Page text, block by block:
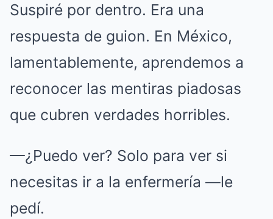
Suspiré por dentro. Era una
respuesta de guion. En México,
lamentablemente, aprendemos a
reconocer las mentiras piadosas
que cubren verdades horribles.
—¿Puedo ver? Solo para ver si
necesitas ir a la enfermería —le
pedí.